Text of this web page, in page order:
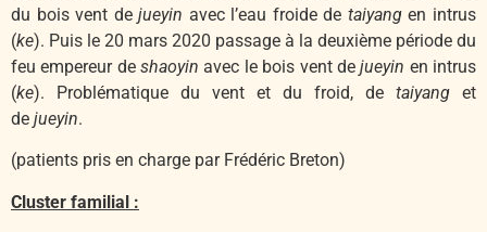
du bois vent dejueyin avec l’eau froide de taiyangen intrus
(ke). Puis le 20 mars 2020 passage à la deuxième période du
feu empereur deshaoyin avec le bois vent dejueyin en intrus
(ke). Problématique du vent et du froid, de taiyang et
de jueyin.
(patients pris en charge par Frédéric Breton)
Cluster familial :